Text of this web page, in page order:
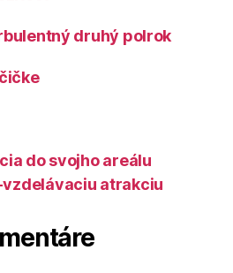
druhý polrok
do svojho areálu
atrakciu